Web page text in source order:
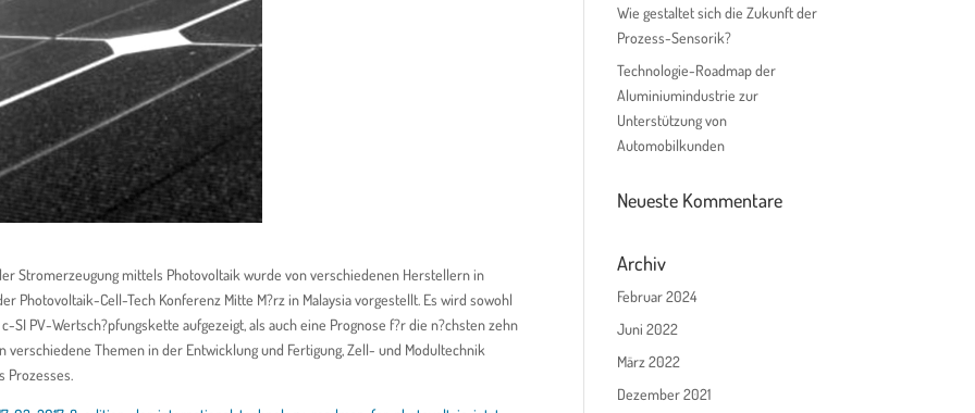
Stromerzeugung mittels Photovoltaik wurde von verschiedenen Herstellern in
Photovoltaik-Cell-Tech Konferenz Mitte M?rz in Malaysia vorgestellt. Es wird sowohl
PV-Wertsch?pfungskette aufgezeigt, als auch eine Prognose f?r die n?chsten zehn
verschiedene Themen in der Entwicklung und Fertigung, Zell- und Modultechnik
Prozesses.
Wie gestaltet sich die Zukunft der
Prozess-Sensorik?
Technologie-Roadmap der
Aluminiumindustrie zur
Unterstützung von
Automobilkunden
Neueste Kommentare
Archiv
Februar 2024
Juni 2022
März 2022
Dezember 2021